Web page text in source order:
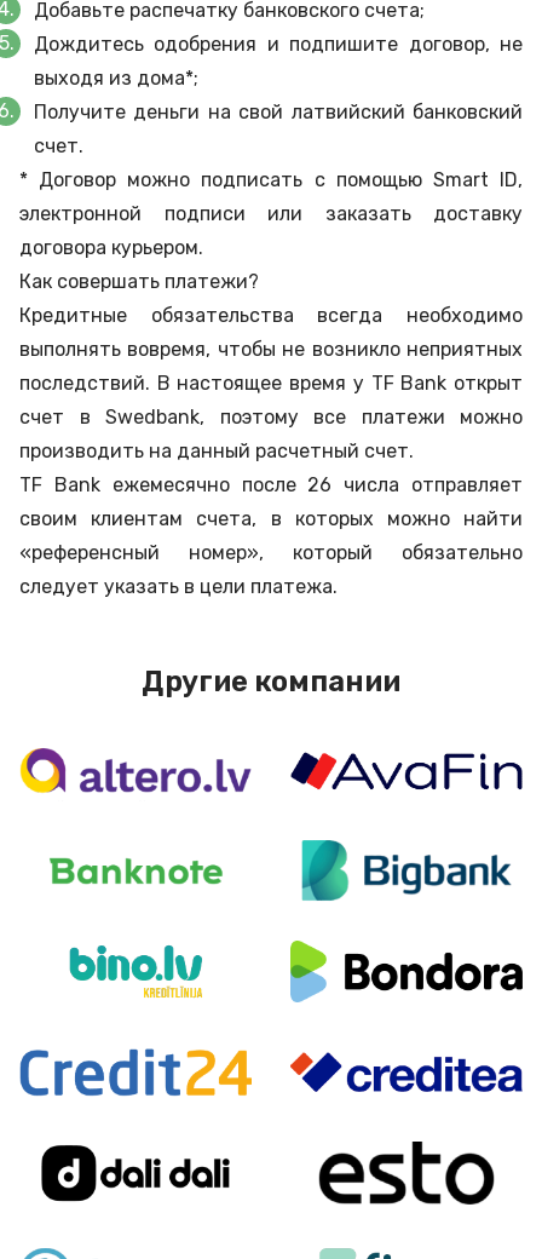
Добавьте распечатку банковского счета;
Дождитесь одобрения и подпишите договор, не
выходя из дома*;
Получите деньги на свой латвийский банковский
счет.
* Договор можно подписать с помощью Smart ID,
электронной подписи или заказать доставку
договора курьером.
Как совершать платежи?
Кредитные обязательства всегда необходимо
выполнять вовремя, чтобы не возникло неприятных
последствий. В настоящее время у TF Bank открыт
счет в Swedbank, поэтому все платежи можно
производить на данный расчетный счет.
TF Bank ежемесячно после 26 числа отправляет
своим клиентам счета, в которых можно найти
«референсный номер», который обязательно
следует указать в цели платежа.
Другие компании